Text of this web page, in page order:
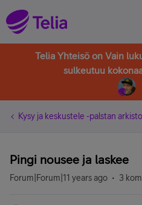
Telia Yhteisö on Vain
sulkeutuu
Kysy ja keskustele -palstan arkisto
Pingi nousee ja laskee
Forum|Forum|11 years ago 3